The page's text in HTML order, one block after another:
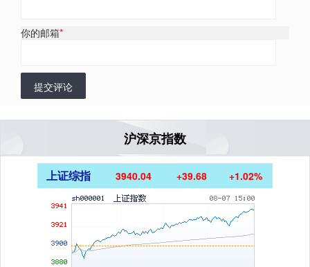
你的邮箱*
提交评论
沪深京指数
上证综指 3940.04 +39.68 +1.02%